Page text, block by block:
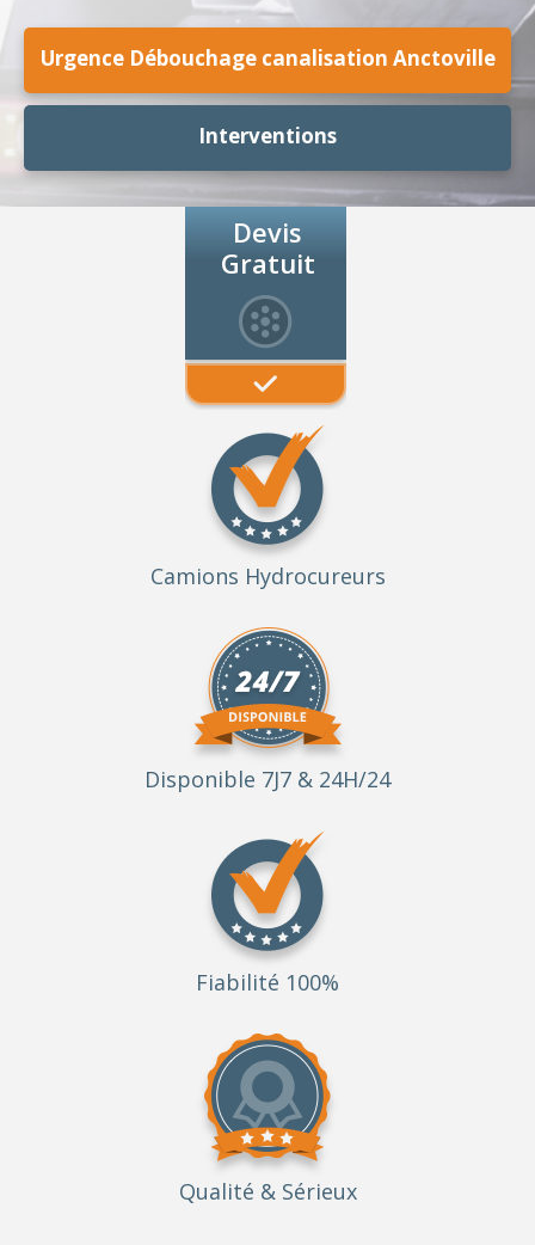
Urgence Débouchage canalisation Anctoville
Interventions
Devis
Gratuit
Camions Hydrocureurs
Disponible 7J7 & 24H/24
Fiabilité 100%
Qualité & Sérieux